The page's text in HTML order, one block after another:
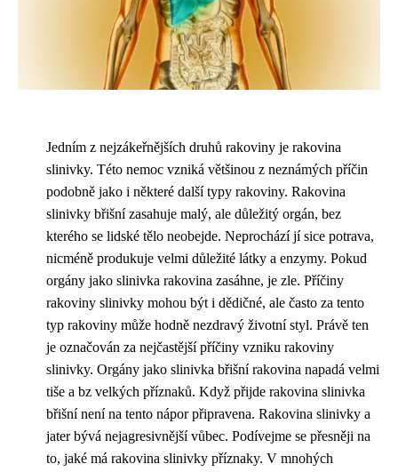
Jedním z nejzákeřnějších druhů rakoviny je rakovina
slinivky. Této nemoc vzniká většinou z neznámých příčin
podobně jako i některé další typy rakoviny. Rakovina
slinivky břišní zasahuje malý, ale důležitý orgán, bez
kterého se lidské tělo neobejde. Neprochází jí sice potrava,
nicméně produkuje velmi důležité látky a enzymy. Pokud
orgány jako slinivka rakovina zasáhne, je zle. Příčiny
rakoviny slinivky mohou být i dědičné, ale často za tento
typ rakoviny může hodně nezdravý životní styl. Právě ten
je označován za nejčastější příčiny vzniku rakoviny
slinivky. Orgány jako slinivka břišní rakovina napadá velmi
tiše a bz velkých příznaků. Když přijde rakovina slinivka
břišní není na tento nápor připravena. Rakovina slinivky a
jater bývá nejagresivnější vůbec. Podívejme se přesněji na
to, jaké má rakovina slinivky příznaky. V mnohých